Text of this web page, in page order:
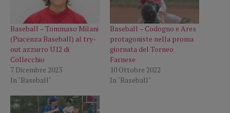
Baseball – Tommaso Milani
(Piacenza Baseball) al try-
out azzurro U12 di
Collecchio
7 Dicembre 2023
In "Baseball"
Baseball – Codogno e Ares
protagoniste nella proma
giornata del Torneo
Farnese
10 Ottobre 2022
In "Baseball"